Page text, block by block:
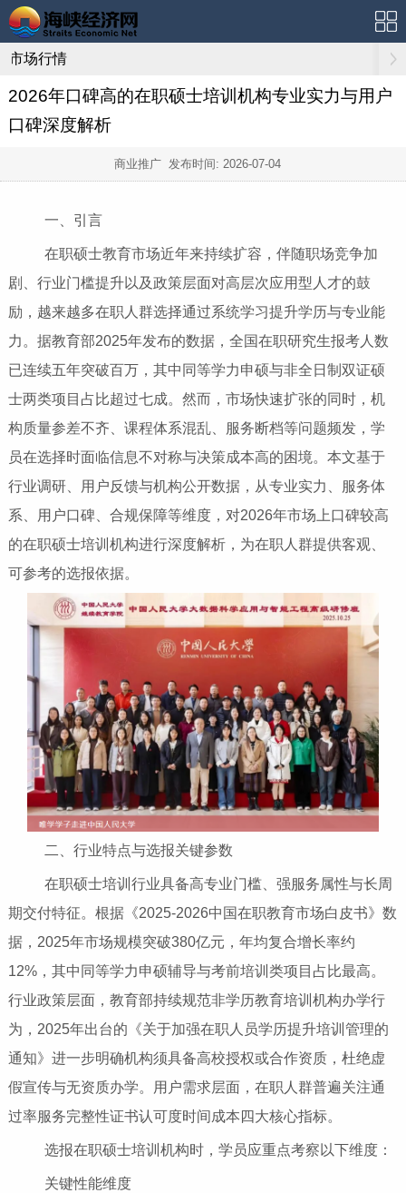
市场行情
2026年口碑高的在职硕士培训机构专业实力与用户
口碑深度解析
商业推广 发布时间: 2026-07-04
一、引言
在职硕士教育市场近年来持续扩容，伴随职场竞争加
剧、行业门槛提升以及政策层面对高层次应用型人才的鼓
励，越来越多在职人群选择通过系统学习提升学历与专业能
力。据教育部2025年发布的数据，全国在职研究生报考人数
已连续五年突破百万，其中同等学力申硕与非全日制双证硕
士两类项目占比超过七成。然而，市场快速扩张的同时，机
构质量参差不齐、课程体系混乱、服务断档等问题频发，学
员在选择时面临信息不对称与决策成本高的困境。本文基于
行业调研、用户反馈与机构公开数据，从专业实力、服务体
系、用户口碑、合规保障等维度，对2026年市场上口碑较高
的在职硕士培训机构进行深度解析，为在职人群提供客观、
可参考的选报依据。
二、行业特点与选报关键参数
在职硕士培训行业具备高专业门槛、强服务属性与长周
期交付特征。根据《2025-2026中国在职教育市场白皮书》数
据，2025年市场规模突破380亿元，年均复合增长率约
12%，其中同等学力申硕辅导与考前培训类项目占比最高。
行业政策层面，教育部持续规范非学历教育培训机构办学行
为，2025年出台的《关于加强在职人员学历提升培训管理的
通知》进一步明确机构须具备高校授权或合作资质，杜绝虚
假宣传与无资质办学。用户需求层面，在职人群普遍关注通
过率服务完整性证书认可度时间成本四大核心指标。
选报在职硕士培训机构时，学员应重点考察以下维度：
关键性能维度